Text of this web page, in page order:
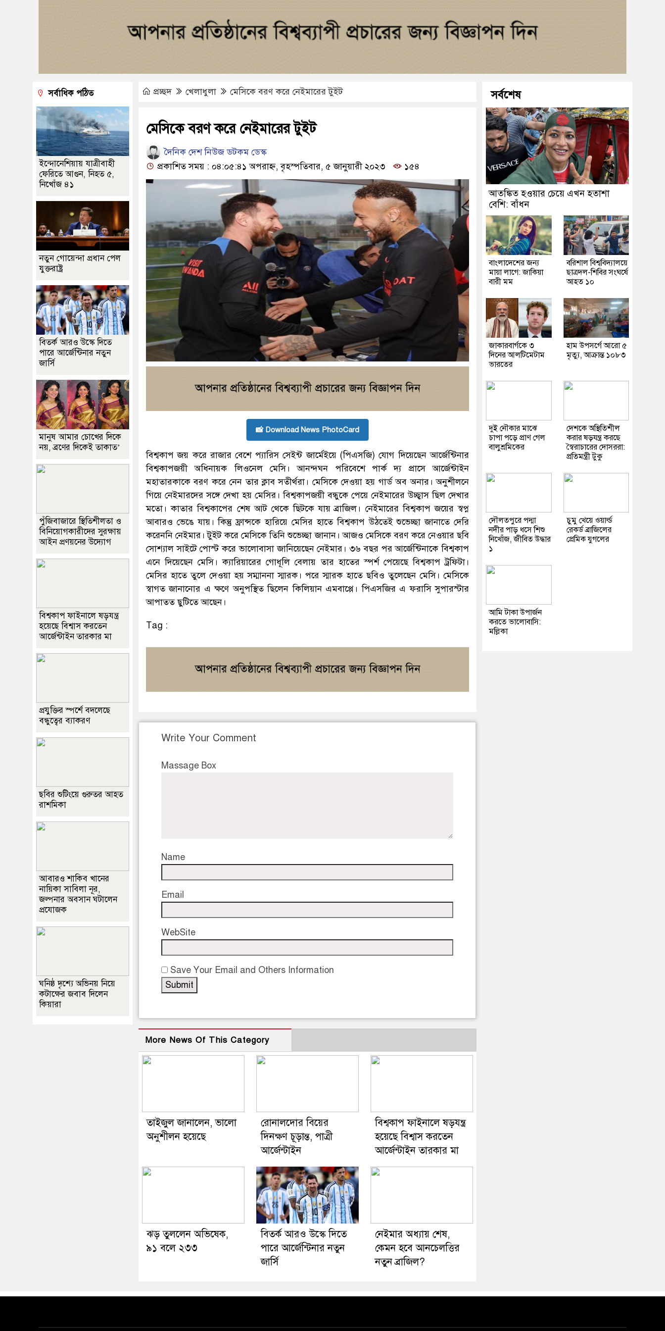
প্রচ্ছদ খেলাধুলা মেসিকে বরণ করে নেইমারের টুইট
মেসিকে বরণ করে নেইমারের টুইট
দৈনিক দেশ নিউজ ডটকম ডেস্ক
প্রকাশিত সময় : ০৪:০৫:৪১ অপরাহ্ন, বৃহস্পতিবার, ৫ জানুয়ারী ২০২৩
১৫৪
📸 Download News PhotoCard
বিশ্বকাপ জয় করে রাজার বেশে প্যারিস সেইন্ট জার্মেইয়ে (পিএসজি) যোগ দিয়েছেন আর্জেন্টিনার
বিশ্বকাপজয়ী অধিনায়ক লিওনেল মেসি। আনন্দঘন পরিবেশে পার্ক দ্য প্রাসে আর্জেন্টাইন
মহাতারকাকে বরণ করে নেন তার ক্লাব সতীর্থরা। মেসিকে দেওয়া হয় গার্ড অব অনার। অনুশীলনে
গিয়ে নেইমারদের সঙ্গে দেখা হয় মেসির। বিশ্বকাপজয়ী বন্ধুকে পেয়ে নেইমারের উচ্ছ্বাস ছিল দেখার
মতো। কাতার বিশ্বকাপের শেষ আট থেকে ছিটকে যায় ব্রাজিল। নেইমারের বিশ্বকাপ জয়ের স্বপ্ন
আবারও ভেঙে যায়। কিন্তু ফ্রান্সকে হারিয়ে মেসির হাতে বিশ্বকাপ উঠতেই শুভেচ্ছা জানাতে দেরি
করেননি নেইমার। টুইট করে মেসিকে তিনি শুভেচ্ছা জানান। আজও মেসিকে বরণ করে নেওয়ার ছবি
সোশ্যাল সাইটে পোস্ট করে ভালোবাসা জানিয়েছেন নেইমার। ৩৬ বছর পর আর্জেন্টিনাকে বিশ্বকাপ
এনে দিয়েছেন মেসি। ক্যারিয়ারের গোধূলি বেলায় তার হাতের স্পর্শ পেয়েছে বিশ্বকাপ ট্রফিটা।
মেসির হাতে তুলে দেওয়া হয় সম্মাননা স্মারক। পরে স্মারক হাতে ছবিও তুলেছেন মেসি। মেসিকে
স্বাগত জানানোর এ ক্ষণে অনুপস্থিত ছিলেন কিলিয়ান এমবাপ্পে। পিএসজির এ ফরাসি সুপারস্টার
আপাতত ছুটিতে আছেন।
Tag :
Write Your Comment
Massage Box
Name
Email
WebSite
Save Your Email and Others Information
More News Of This Category
তাইজুল জানালেন, ভালো
অনুশীলন হয়েছে
রোনালদোর বিয়ের
দিনক্ষণ চূড়ান্ত, পাত্রী
আর্জেন্টাইন
বিশ্বকাপ ফাইনালে ষড়যন্ত্র
হয়েছে বিশ্বাস করতেন
আর্জেন্টাইন তারকার মা
ঝড় তুললেন অভিষেক,
৯১ বলে ২৩৩
বিতর্ক আরও উস্কে দিতে
পারে আর্জেন্টিনার নতুন
জার্সি
নেইমার অধ্যায় শেষ,
কেমন হবে আনচেলত্তির
নতুন ব্রাজিল?
সর্বাধিক পঠিত
ইন্দোনেশিয়ায় যাত্রীবাহী
ফেরিতে আগুন, নিহত ৫,
নিখোঁজ ৪১
নতুন গোয়েন্দা প্রধান পেল
যুক্তরাষ্ট্র
বিতর্ক আরও উস্কে দিতে
পারে আর্জেন্টিনার নতুন
জার্সি
মানুষ আমার চোখের দিকে
নয়, ব্রণের দিকেই তাকাত’
পুঁজিবাজারে স্থিতিশীলতা ও
বিনিয়োগকারীদের সুরক্ষায়
আইন প্রণয়নের উদ্যোগ
বিশ্বকাপ ফাইনালে ষড়যন্ত্র
হয়েছে বিশ্বাস করতেন
আর্জেন্টাইন তারকার মা
প্রযুক্তির স্পর্শে বদলেছে
বন্ধুত্বের ব্যাকরণ
ছবির শুটিংয়ে গুরুতর আহত
রাশমিকা
আবারও শাকিব খানের
নায়িকা সাবিলা নূর,
জল্পনার অবসান ঘটালেন
প্রযোজক
ঘনিষ্ঠ দৃশ্যে অভিনয় নিয়ে
কটাক্ষের জবাব দিলেন
কিয়ারা
সর্বশেষ
আতঙ্কিত হওয়ার চেয়ে এখন হতাশা
বেশি: বাঁধন
বাংলাদেশের জন্য
মায়া লাগে: জাকিয়া
বারী মম
বরিশাল বিশ্ববিদ্যালয়ে
ছাত্রদল-শিবির সংঘর্ষে
আহত ১০
জাকারবার্গকে ৩
দিনের আলটিমেটাম
ভারতের
হাম উপসর্গে আরো ৫
মৃত্যু, আক্রান্ত ১০৮৩
দুই নৌকার মাঝে
চাপা পড়ে প্রাণ গেল
বালুশ্রমিকের
দেশকে অস্থিতিশীল
করার ষড়যন্ত্র করছে
স্বৈরাচারের দোসররা:
প্রতিমন্ত্রী টুকু
দৌলতপুরে পদ্মা
নদীর পাড় ধসে শিশু
নিখোঁজ, জীবিত উদ্ধার
১
চুমু খেয়ে ওয়ার্ল্ড
রেকর্ড ব্রাজিলের
প্রেমিক যুগলের
আমি টাকা উপার্জন
করতে ভালোবাসি:
মল্লিকা